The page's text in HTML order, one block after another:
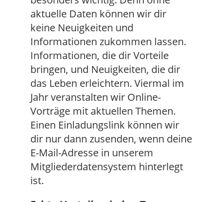
aktuelle Daten können wir dir
keine Neuigkeiten und
Informationen zukommen lassen.
Informationen, die dir Vorteile
bringen, und Neuigkeiten, die dir
das Leben erleichtern. Viermal im
Jahr veranstalten wir Online-
Vorträge mit aktuellen Themen.
Einen Einladungslink können wir
dir nur dann zusenden, wenn deine
E-Mail-Adresse in unserem
Mitgliederdatensystem hinterlegt
ist.